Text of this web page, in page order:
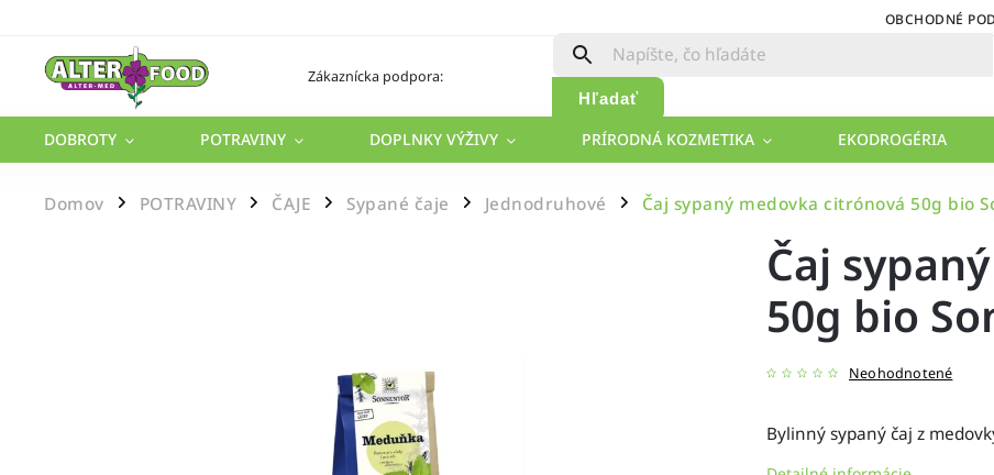
OBCHODNÉ
Zákaznícka podpora:
Hľadať
DOBROTY POTRAVINY DOPLNKY VÝŽIVY PRÍRODNÁ KOZMETIKA EKODROGÉRIA
Domov / POTRAVINY / ČAJE / Sypané čaje / Jednodruhové / Čaj sypaný medovka citrónová 50g bio
Čaj
50g bio
Neohodnotené
Bylinný sypaný čaj z